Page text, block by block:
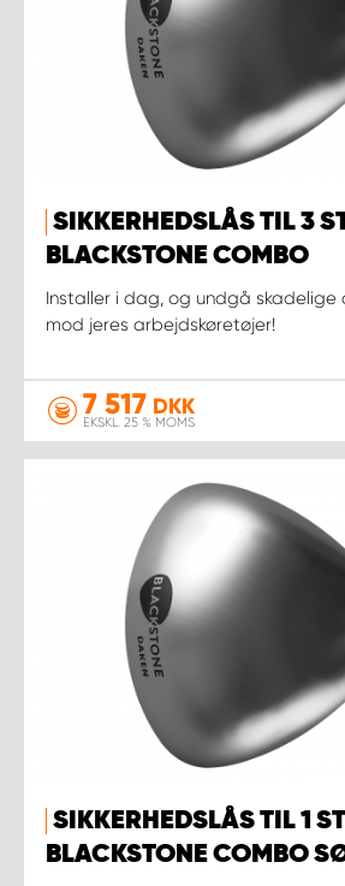
SIKKERHEDSLÅS TIL 3
BLACKSTONE COMBO
Installer i dag, og undgå
mod jeres arbejdskøretøjer!
7 517 DKK
EKSKL. 25 % MOMS
SIKKERHEDSLÅS TIL 1
BLACKSTONE COMBO